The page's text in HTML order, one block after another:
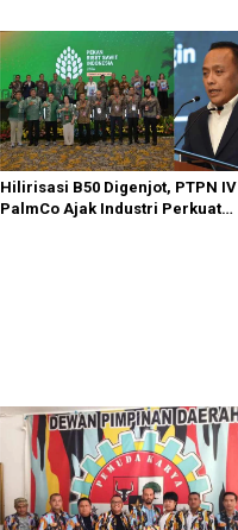
Hilirisasi B50 Digenjot, PTPN IV
PalmCo Ajak Industri Perkuat